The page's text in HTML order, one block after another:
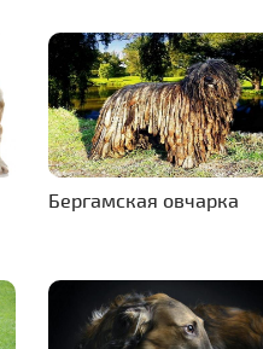
Бергамская овчарка